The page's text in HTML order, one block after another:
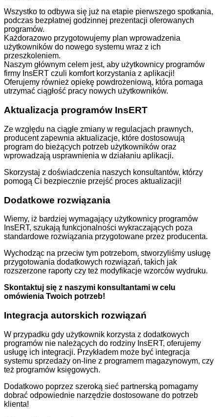
Wszystko to odbywa się już na etapie pierwszego spotkania,
podczas bezpłatnej godzinnej prezentacji oferowanych
programów.
Każdorazowo przygotowujemy plan wprowadzenia
użytkowników do nowego systemu wraz z ich
przeszkoleniem.
Naszym głównym celem jest, aby użytkownicy programów
firmy InsERT czuli komfort korzystania z aplikacji!
Oferujemy również opiekę powdrożeniową, która pomaga
utrzymać ciągłość pracy nowych użytkowników.
Aktualizacja programów InsERT
Ze względu na ciągłe zmiany w regulacjach prawnych,
producent zapewnia aktualizacje, które dostosowują
program do bieżących potrzeb użytkowników oraz
wprowadzają usprawnienia w działaniu aplikacji.
Skorzystaj z doświadczenia naszych konsultantów, którzy
pomogą Ci bezpiecznie przejść proces aktualizacji!
Dodatkowe rozwiązania
Wiemy, iż bardziej wymagający użytkownicy programów
InsERT, szukają funkcjonalności wykraczających poza
standardowe rozwiązania przygotowane przez producenta.
Wychodząc na przeciw tym potrzebom, stworzyliśmy usługę
przygotowania dodatkowych rozwiązań, takich jak
rozszerzone raporty czy też modyfikacje wzorców wydruku.
Skontaktuj się z naszymi konsultantami w celu
omówienia Twoich potrzeb!
Integracja autorskich rozwiązań
W przypadku gdy użytkownik korzysta z dodatkowych
programów nie należących do rodziny InsERT, oferujemy
usługę ich integracji. Przykładem może być integracja
systemu sprzedaży on-line z programem magazynowym, czy
też programów księgowych.
Dodatkowo poprzez szeroką sieć partnerską pomagamy
dobrać odpowiednie narzędzie dostosowane do potrzeb
klienta!